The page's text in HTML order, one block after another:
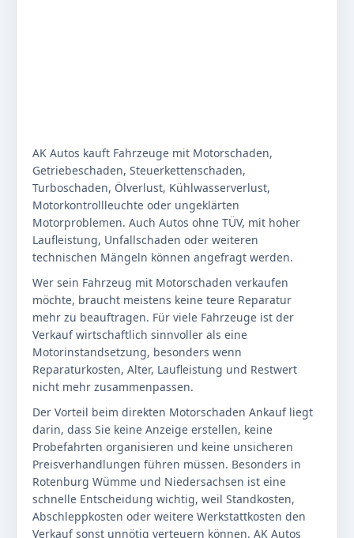
AK Autos kauft Fahrzeuge mit Motorschaden,
Getriebeschaden, Steuerkettenschaden,
Turboschaden, Ölverlust, Kühlwasserverlust,
Motorkontrollleuchte oder ungeklärten
Motorproblemen. Auch Autos ohne TÜV, mit hoher
Laufleistung, Unfallschaden oder weiteren
technischen Mängeln können angefragt werden.
Wer sein Fahrzeug mit Motorschaden verkaufen
möchte, braucht meistens keine teure Reparatur
mehr zu beauftragen. Für viele Fahrzeuge ist der
Verkauf wirtschaftlich sinnvoller als eine
Motorinstandsetzung, besonders wenn
Reparaturkosten, Alter, Laufleistung und Restwert
nicht mehr zusammenpassen.
Der Vorteil beim direkten Motorschaden Ankauf liegt
darin, dass Sie keine Anzeige erstellen, keine
Probefahrten organisieren und keine unsicheren
Preisverhandlungen führen müssen. Besonders in
Rotenburg Wümme und Niedersachsen ist eine
schnelle Entscheidung wichtig, weil Standkosten,
Abschleppkosten oder weitere Werkstattkosten den
Verkauf sonst unnötig verteuern können. AK Autos